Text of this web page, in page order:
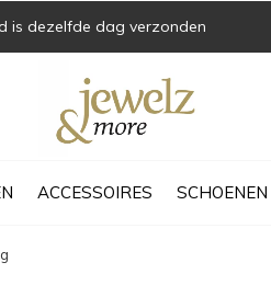
ACCESSOIRES SCHOENEN
is dezelfde dag verzonden